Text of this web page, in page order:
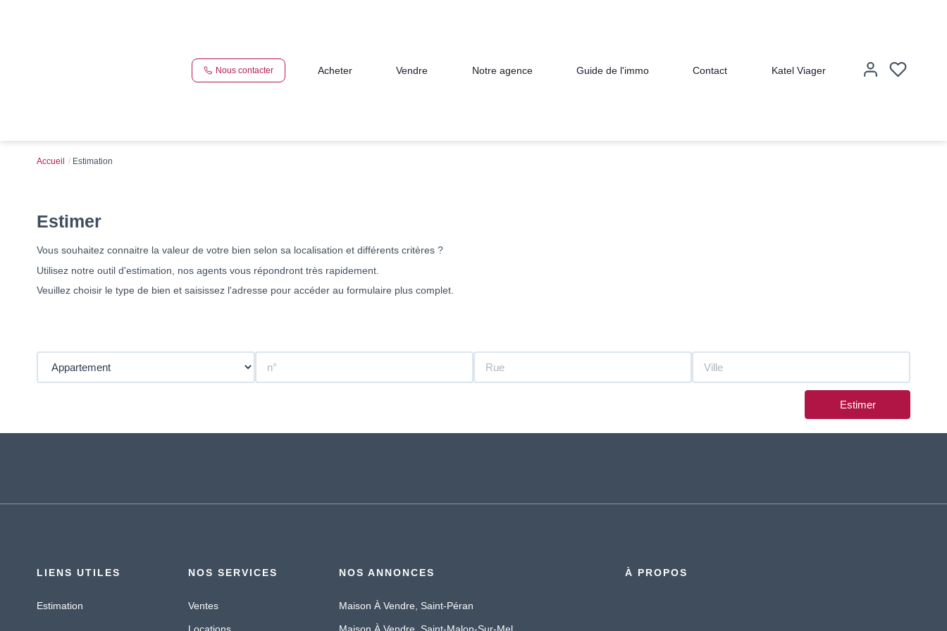
Nous contacter Acheter Vendre Notre agence Guide de l'immo Contact Katel Viager
Accueil Estimation
Estimer
Vous souhaitez connaitre la valeur de votre bien selon sa localisation et différents critères ?
Utilisez notre outil d'estimation, nos agents vous répondront très rapidement.
Veuillez choisir le type de bien et saisissez l'adresse pour accéder au formulaire plus complet.
Estimer
LIENS UTILES
Estimation
NOS SERVICES
Ventes
NOS ANNONCES
Maison À Vendre, Saint-Péran
À PROPOS